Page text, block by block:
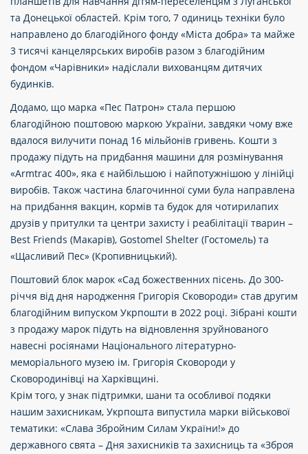
та Донецької областей. Крім того, 7 одиниць техніки було
направлено до благодійного фонду «Міста добра» та майже
3 тисячі канцелярських виробів разом з благодійним
фондом «Чарівники» надіслали вихованцям дитячих
будинків.
Додамо, що марка «Пес Патрон» стала першою
благодійною поштовою маркою України, завдяки чому вже
вдалося вилучити понад 16 мільйонів гривень. Кошти з
продажу підуть на придбання машини для розмінування
«Armtrac 400», яка є найбільшою і найпотужнішою у лінійці
виробів. Також частина благочинної суми була направлена
на придбання вакцин, кормів та будок для чотирилапих
друзів у притулки та центри захисту і реабілітації тварин –
Best Friends (Макарів), Gostomel Shelter (Гостомель) та
«Щасливий Пес» (Кропивницький).
Поштовий блок марок «Сад божественних пісень. До 300-
річчя від дня народження Григорія Сковороди» став другим
благодійним випуском Укрпошти в 2022 році. Зібрані кошти
з продажу марок підуть на відновлення зруйнованого
навесні росіянами Національного літературно-
меморіального музею ім. Григорія Сковороди у
Сковородинівці на Харківщині.
Крім того, у знак підтримки, шани та особливої подяки
нашим захисникам, Укрпошта випустила марки військової
тематики: «Слава Збройним Силам України!» до
державного свята – Дня захисників та захисниць та «Зброя